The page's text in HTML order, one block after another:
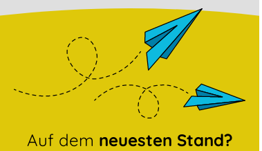
Auf dem neuesten Stand?